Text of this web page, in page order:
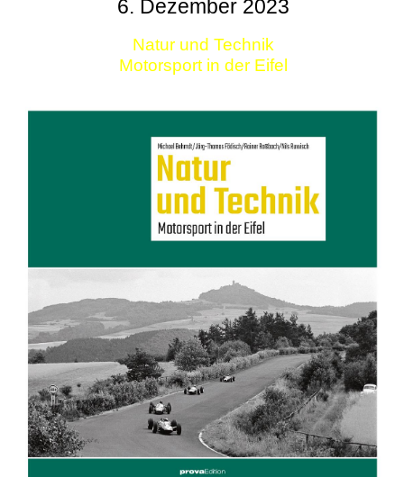
6. Dezember 2023
Natur und Technik
Motorsport in der Eifel